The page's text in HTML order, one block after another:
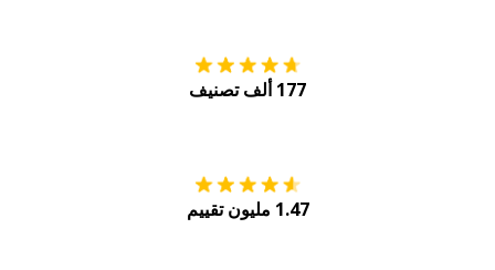
177 ألف تصنيف
1.47 مليون تقييم